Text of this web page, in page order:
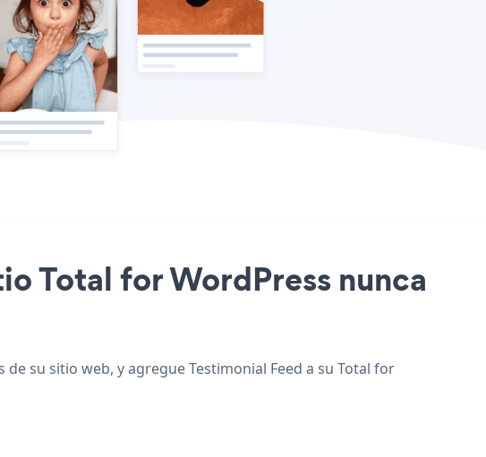
Total for WordPress nunca
su sitio web, y agregue Testimonial Feed a su Total for